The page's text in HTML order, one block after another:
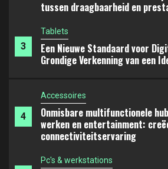
4
Accessoires
Onmisbare multifunctionele
werken en entertainment:
5
Pc's & werkstations
Grenzeloze prestaties
wapen voor de toekomst van
Beeldschermen